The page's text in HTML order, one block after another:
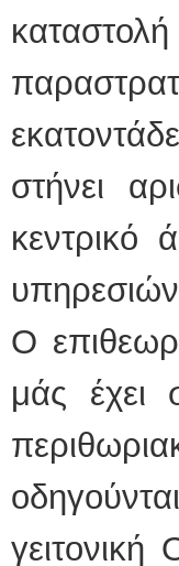
στήνει
Ο
μάς έχει